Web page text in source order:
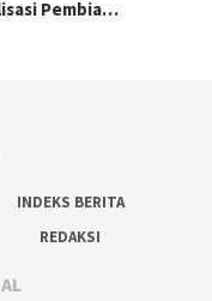
Pembia…
INDEKS BERITA
REDAKSI